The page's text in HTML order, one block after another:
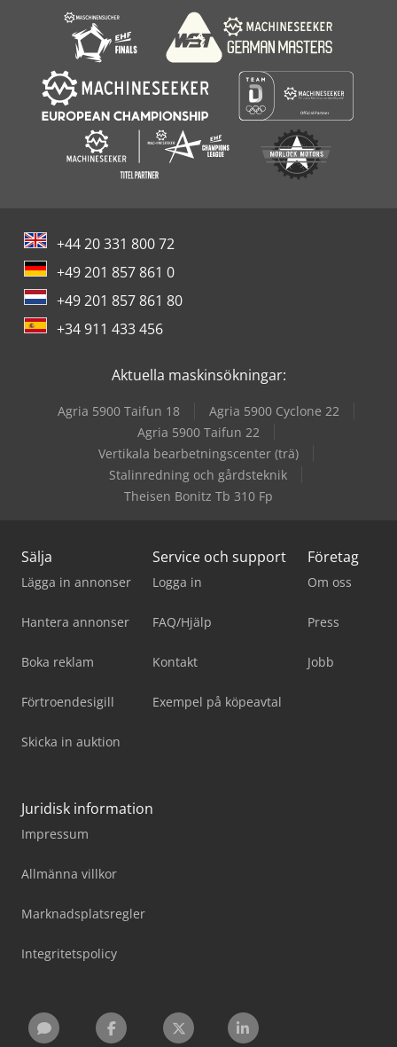
+44 20 331 800 72
+49 201 857 861 0
+49 201 857 861 80
+34 911 433 456
Aktuella maskinsökningar:
Agria 5900 Taifun 18
Agria 5900 Cyclone 22
Agria 5900 Taifun 22
Vertikala bearbetningscenter (trä)
Stalinredning och gårdsteknik
Theisen Bonitz Tb 310 Fp
Sälja
Lägga in annonser
Hantera annonser
Boka reklam
Förtroendesigill
Skicka in auktion
Service och support
Logga in
FAQ/Hjälp
Kontakt
Exempel på köpeavtal
Företag
Om oss
Press
Jobb
Juridisk information
Impressum
Allmänna villkor
Marknadsplatsregler
Integritetspolicy